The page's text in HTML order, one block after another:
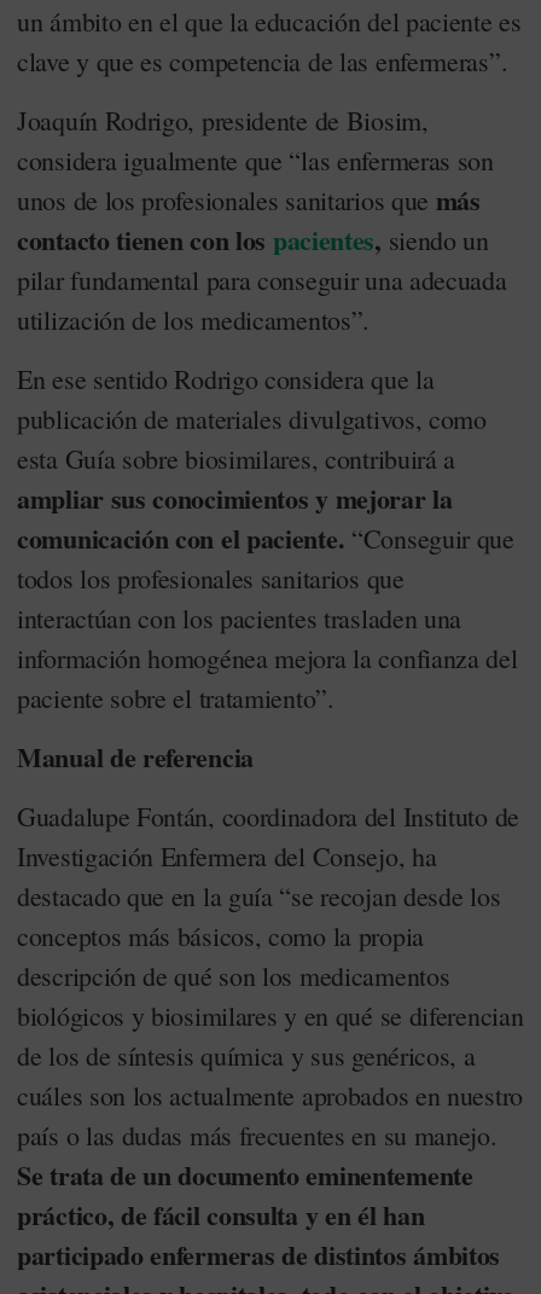
un ámbito en el que la educación del paciente es
clave y que es competencia de las enfermeras”.
Joaquín Rodrigo, presidente de Biosim,
considera igualmente que “las enfermeras son
unos de los profesionales sanitarios que más
contacto tienen con los pacientes, siendo un
pilar fundamental para conseguir una adecuada
utilización de los medicamentos”.
En ese sentido Rodrigo considera que la
publicación de materiales divulgativos, como
esta Guía sobre biosimilares, contribuirá a
ampliar sus conocimientos y mejorar la
comunicación con el paciente. “Conseguir que
todos los profesionales sanitarios que
interactúan con los pacientes trasladen una
información homogénea mejora la confianza del
paciente sobre el tratamiento”.
Manual de referencia
Guadalupe Fontán, coordinadora del Instituto de
Investigación Enfermera del Consejo, ha
destacado que en la guía “se recojan desde los
conceptos más básicos, como la propia
descripción de qué son los medicamentos
biológicos y biosimilares y en qué se diferencian
de los de síntesis química y sus genéricos, a
cuáles son los actualmente aprobados en nuestro
país o las dudas más frecuentes en su manejo.
Se trata de un documento eminentemente
práctico, de fácil consulta y en él han
participado enfermeras de distintos ámbitos